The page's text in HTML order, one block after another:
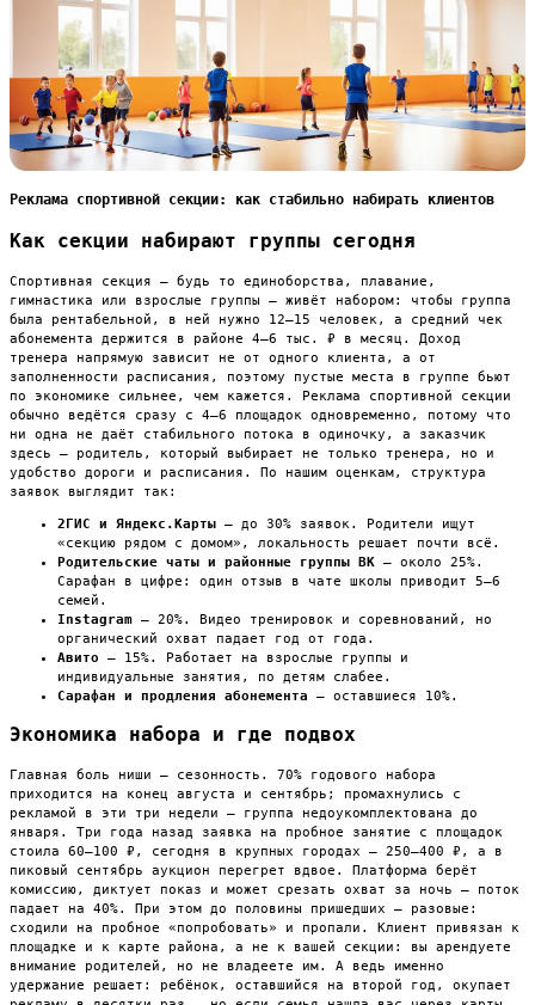
Реклама спортивной секции: как стабильно набирать клиентов
Как секции набирают группы сегодня
Спортивная секция — будь то единоборства, плавание,
гимнастика или взрослые группы — живёт набором: чтобы группа
была рентабельной, в ней нужно 12–15 человек, а средний чек
абонемента держится в районе 4–6 тыс. ₽ в месяц. Доход
тренера напрямую зависит не от одного клиента, а от
заполненности расписания, поэтому пустые места в группе бьют
по экономике сильнее, чем кажется. Реклама спортивной секции
обычно ведётся сразу с 4–6 площадок одновременно, потому что
ни одна не даёт стабильного потока в одиночку, а заказчик
здесь — родитель, который выбирает не только тренера, но и
удобство дороги и расписания. По нашим оценкам, структура
заявок выглядит так:
2ГИС и Яндекс.Карты — до 30% заявок. Родители ищут
«секцию рядом с домом», локальность решает почти всё.
Родительские чаты и районные группы ВК — около 25%.
Сарафан в цифре: один отзыв в чате школы приводит 5–6
семей.
Instagram — 20%. Видео тренировок и соревнований, но
органический охват падает год от года.
Авито — 15%. Работает на взрослые группы и
индивидуальные занятия, по детям слабее.
Сарафан и продления абонемента — оставшиеся 10%.
Экономика набора и где подвох
Главная боль ниши — сезонность. 70% годового набора
приходится на конец августа и сентябрь; промахнулись с
рекламой в эти три недели — группа недоукомплектована до
января. Три года назад заявка на пробное занятие с площадок
стоила 60–100 ₽, сегодня в крупных городах — 250–400 ₽, а в
пиковый сентябрь аукцион перегрет вдвое. Платформа берёт
комиссию, диктует показ и может срезать охват за ночь — поток
падает на 40%. При этом до половины пришедших — разовые:
сходили на пробное «попробовать» и пропали. Клиент привязан к
площадке и к карте района, а не к вашей секции: вы арендуете
внимание родителей, но не владеете им. А ведь именно
удержание решает: ребёнок, оставшийся на второй год, окупает